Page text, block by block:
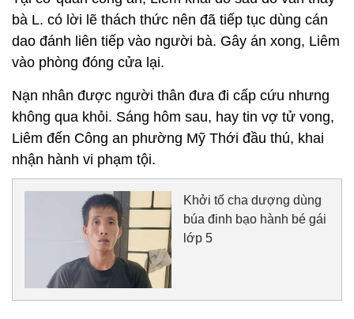
bà L. có lời lẽ thách thức nên đã tiếp tục dùng cán
dao đánh liên tiếp vào người bà. Gây án xong, Liêm
vào phòng đóng cửa lại.
Nạn nhân được người thân đưa đi cấp cứu nhưng
không qua khỏi. Sáng hôm sau, hay tin vợ tử vong,
Liêm đến Công an phường Mỹ Thới đầu thú, khai
nhận hành vi phạm tội.
Khởi tố cha dượng dùng
búa đinh bạo hành bé gái
lớp 5